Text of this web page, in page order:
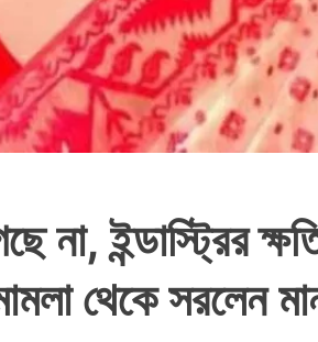
না, ইন্ডাস্ট্রির
থেকে সরলেন